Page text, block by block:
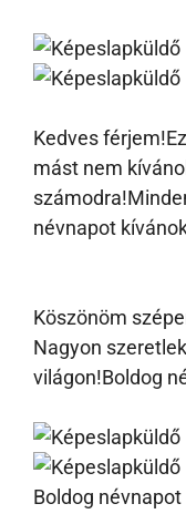
Kedves
mást nem
névnapot
Köszönöm
Nagyon
világon!Boldog
Boldog